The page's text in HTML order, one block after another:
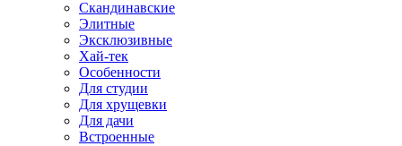
Скандинавские
Элитные
Эксклюзивные
Хай-тек
Особенности
Для студии
Для хрущевки
Для дачи
Встроенные